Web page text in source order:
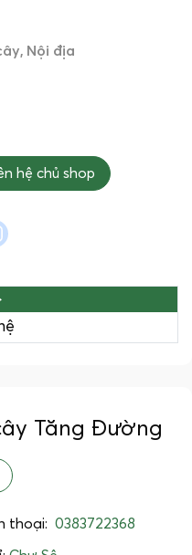
Nội địa
hệ chủ shop
Tăng Đường
thoại: 0383722368